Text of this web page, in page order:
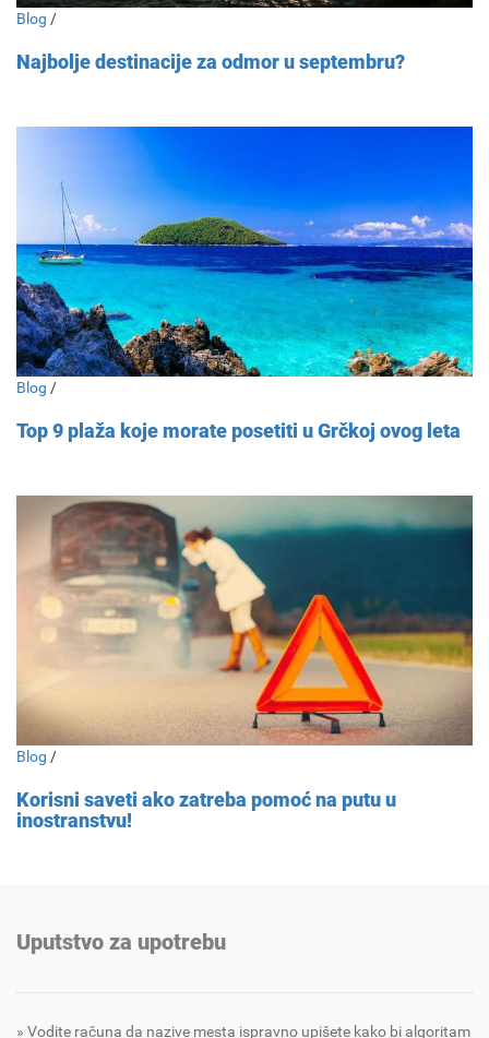
Blog /
Najbolje destinacije za odmor u septembru?
Blog /
Top 9 plaža koje morate posetiti u Grčkoj ovog leta
Blog /
Korisni saveti ako zatreba pomoć na putu u
inostranstvu!
Uputstvo za upotrebu
Vodite računa da nazive mesta ispravno upišete kako bi algoritam